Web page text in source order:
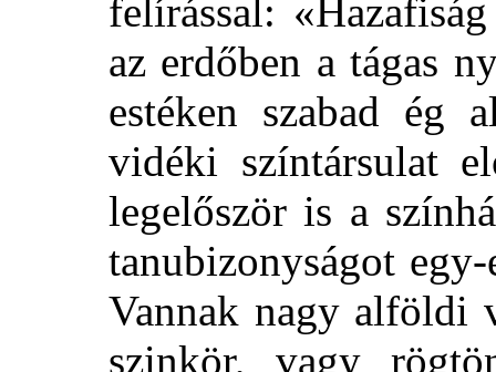
felírással:
az erdőben a tágas
estéken szabad ég
vidéki színtársulat
legelőször is a
tanubizonyságot
Vannak nagy alföldi
szinkör, vagy